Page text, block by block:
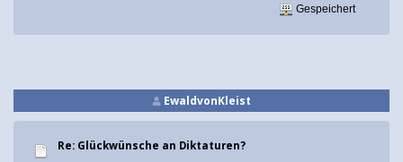
Gespeichert
EwaldvonKleist
Re: Glückwünsche an Diktaturen?